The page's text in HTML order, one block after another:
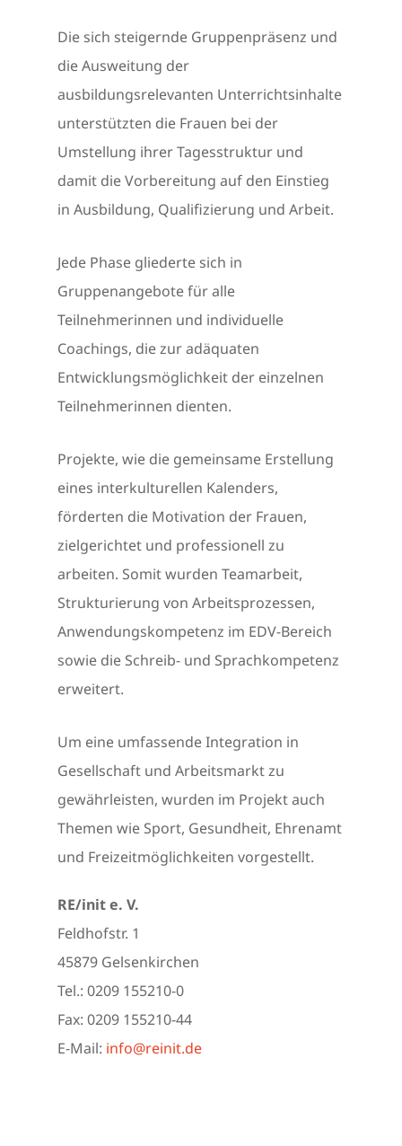
Die sich steigernde Gruppenpräsenz und
die Ausweitung der
ausbildungsrelevanten Unterrichtsinhalte
unterstützten die Frauen bei der
Umstellung ihrer Tagesstruktur und
damit die Vorbereitung auf den Einstieg
in Ausbildung, Qualifizierung und Arbeit.
Jede Phase gliederte sich in
Gruppenangebote für alle
Teilnehmerinnen und individuelle
Coachings, die zur adäquaten
Entwicklungsmöglichkeit der einzelnen
Teilnehmerinnen dienten.
Projekte, wie die gemeinsame Erstellung
eines interkulturellen Kalenders,
förderten die Motivation der Frauen,
zielgerichtet und professionell zu
arbeiten. Somit wurden Teamarbeit,
Strukturierung von Arbeitsprozessen,
Anwendungskompetenz im EDV-Bereich
sowie die Schreib- und Sprachkompetenz
erweitert.
Um eine umfassende Integration in
Gesellschaft und Arbeitsmarkt zu
gewährleisten, wurden im Projekt auch
Themen wie Sport, Gesundheit, Ehrenamt
und Freizeitmöglichkeiten vorgestellt.
RE/init e. V.
Feldhofstr. 1
45879 Gelsenkirchen
Tel.: 0209 155210-0
Fax: 0209 155210-44
E-Mail: info@reinit.de